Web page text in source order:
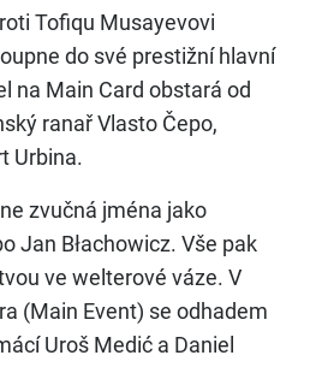
Tofiqu Musayevovi
do své prestižní hlavní
na Main Card obstará od
ranař Vlasto Čepo,
Urbina.
zvučná jména jako
Jan Błachowicz. Vše pak
ve welterové váze. V
(Main Event) se odhadem
Uroš Medić a Daniel